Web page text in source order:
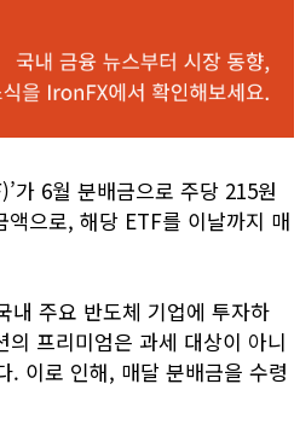
가 6월 분배금으로 주당 215원
으로, 해당 ETF를 이날까지 매
내 주요 반도체 기업에 투자하
프리미엄은 과세 대상이 아니
. 이로 인해, 매달 분배금을 수령